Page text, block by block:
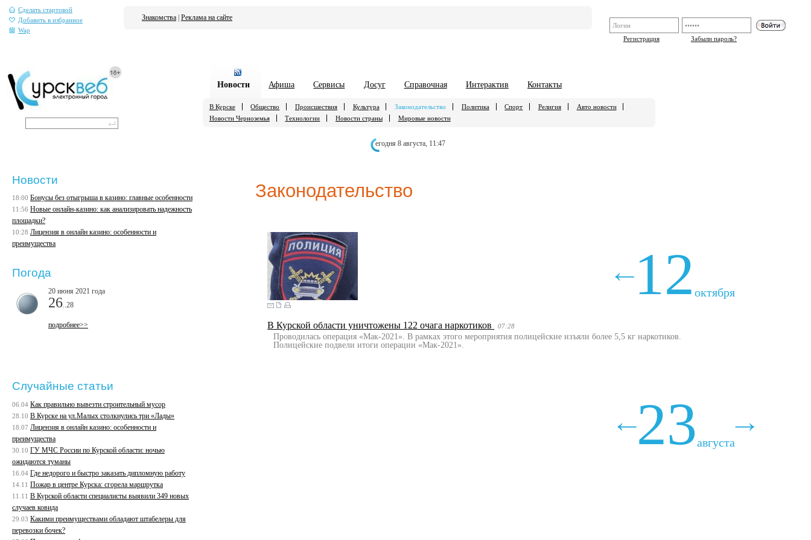
Сделать стартовой
Добавить в избранное
Wap
Регистрация
Забыли пароль?
Знакомства Реклама на сайте
Новости Афиша Сервисы Досуг Справочная Интерактив Контакты
В Курске Общество Происшествия Культура Законодательство Политика Спорт Религия
Авто новости
Новости Черноземья
Технологии Новости страны Мировые новости
егодня 8 августа, 11:47
Законодательство
октября
12
В Курской области уничтожены 122 очага наркотиков 07:28
Проводилась операция «Мак-2021». В рамках этого мероприятия полицейские изъяли более 5,5 кг наркотиков.
Полицейские подвели итоги операции «Мак-2021».
августа
23
Новости
18:00 Бонусы без отыгрыша в казино: главные особенности
11:56 Новые онлайн-казино: как анализировать надежность
площадки?
10:28 Лицензия в онлайн казино: особенности и
преимущества
Погода
20 июня 2021 года
26 ..28
подробнее>>
Случайные статьи
06.04 Как правильно вывезти строительный мусор
28.10 В Курске на ул.Малых столкнулись три «Лады»
18.07 Лицензия в онлайн казино: особенности и
преимущества
30.10 ГУ МЧС России по Курской области: ночью
ожидаются туманы
16.04 Где недорого и быстро заказать дипломную работу
14.11 Пожар в центре Курска: сгорела маршрутка
11.11 В Курской области специалисты выявили 349 новых
случаев ковида
29.03 Какими преимуществами обладают штабелеры для
перевозки бочек?